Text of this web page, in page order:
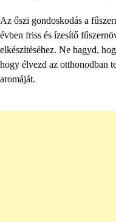
Az őszi gondoskodás a
évben friss és ízesítő
elkészítéséhez. Ne hagyd,
hogy élvezd az otthonodban
aromáját.